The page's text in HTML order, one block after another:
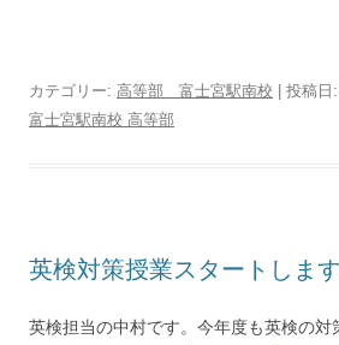
カテゴリー: 高等部 富士宮駅南校 | 投稿日:
富士宮駅南校 高等部
英検対策授業スタートします
英検担当の中村です。今年度も英検の対